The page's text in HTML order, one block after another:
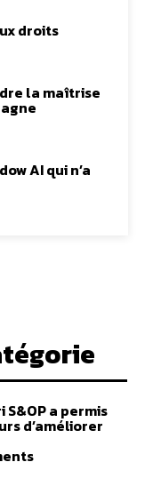
droits
la maîtrise
AI qui n’a
S&OP a permis
d’améliorer